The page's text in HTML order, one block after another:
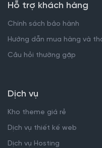
Hỗ trợ khách hàng
Chính sách bảo hành
Hướng dẫn mua hàng và
Câu hỏi thường gặp
Dịch vụ
Kho theme giá rẻ
Dịch vụ thiết kế web
Dịch vụ Hosting